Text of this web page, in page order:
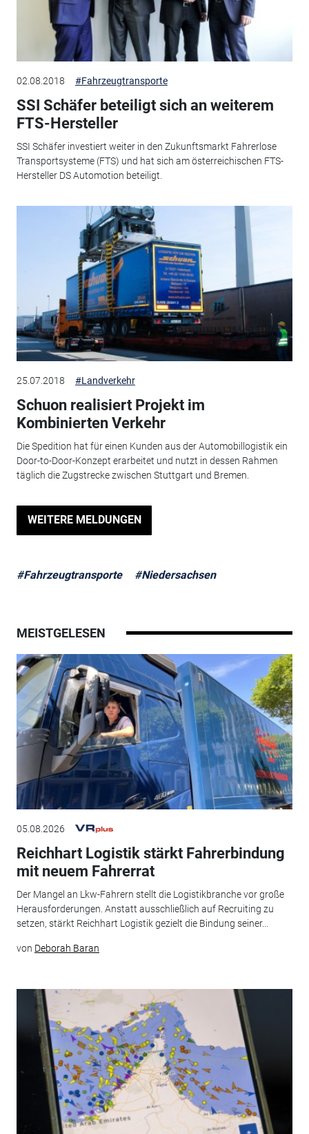
02.08.2018 #Fahrzeugtransporte
SSI Schäfer beteiligt sich an weiterem
FTS-Hersteller
SSI Schäfer investiert weiter in den Zukunftsmarkt Fahrerlose
Transportsysteme (FTS) und hat sich am österreichischen FTS-
Hersteller DS Automotion beteiligt.
25.07.2018 #Landverkehr
Schuon realisiert Projekt im
Kombinierten Verkehr
Die Spedition hat für einen Kunden aus der Automobillogistik ein
Door-to-Door-Konzept erarbeitet und nutzt in dessen Rahmen
täglich die Zugstrecke zwischen Stuttgart und Bremen.
WEITERE MELDUNGEN
#Fahrzeugtransporte #Niedersachsen
MEISTGELESEN
05.08.2026
Reichhart Logistik stärkt Fahrerbindung
mit neuem Fahrerrat
Der Mangel an Lkw-Fahrern stellt die Logistikbranche vor große
Herausforderungen. Anstatt ausschließlich auf Recruiting zu
setzen, stärkt Reichhart Logistik gezielt die Bindung seiner...
von Deborah Baran